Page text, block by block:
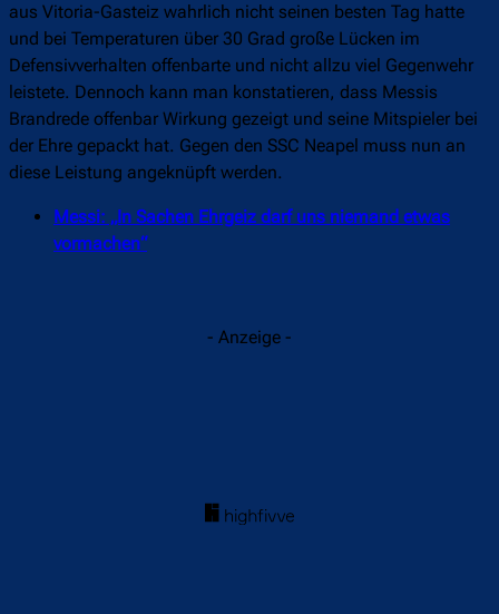
aus Vitoria-Gasteiz wahrlich nicht seinen besten Tag hatte
und bei Temperaturen über 30 Grad große Lücken im
Defensivverhalten offenbarte und nicht allzu viel Gegenwehr
leistete. Dennoch kann man konstatieren, dass Messis
Brandrede offenbar Wirkung gezeigt und seine Mitspieler bei
der Ehre gepackt hat. Gegen den SSC Neapel muss nun an
diese Leistung angeknüpft werden.
Messi: „In Sachen Ehrgeiz darf uns niemand etwas
vormachen“
- Anzeige -